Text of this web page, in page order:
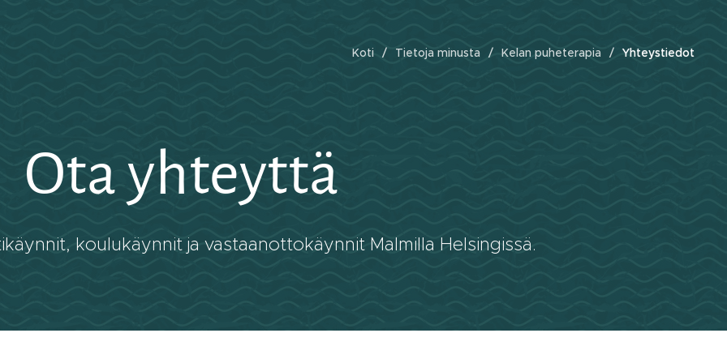
Koti Tietoja minusta Kelan puheterapia Yhteystiedot
Ota yhteyttä
koulukäynnit ja vastaanottokäynnit Malmilla Helsingissä.